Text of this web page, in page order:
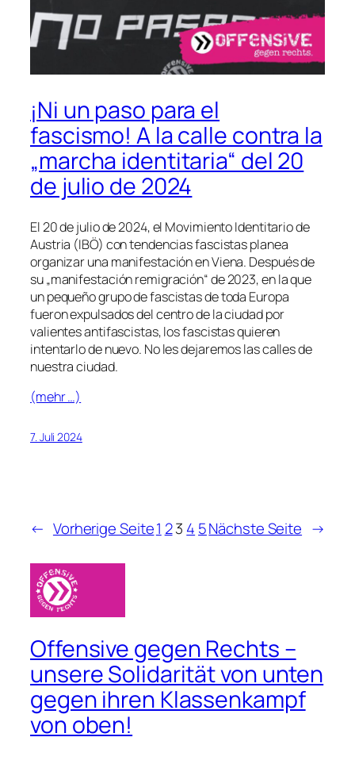
¡Ni un paso para el
fascismo! A la calle contra la
„marcha identitaria“ del 20
de julio de 2024
El 20 de julio de 2024, el Movimiento Identitario de
Austria (IBÖ) con tendencias fascistas planea
organizar una manifestación en Viena. Después de
su „manifestación remigración“ de 2023, en la que
un pequeño grupo de fascistas de toda Europa
fueron expulsados del centro de la ciudad por
valientes antifascistas, los fascistas quieren
intentarlo de nuevo. No les dejaremos las calles de
nuestra ciudad.
(mehr …)
7. Juli 2024
← Vorherige Seite1 23 4 5Nächste Seite →
Offensive gegen Rechts –
unsere Solidarität von unten
gegen ihren Klassenkampf
von oben!